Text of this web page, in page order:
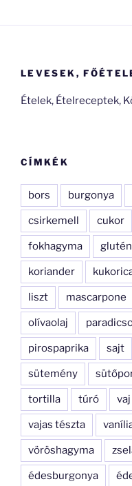
LEVESEK,
Ételek, Ételreceptek,
CÍMKÉK
bors burgonya
csirkemell cukor
fokhagyma
koriander
liszt mascarpone
olívaolaj
pirospaprika sajt
sütemény
tortilla túró vaj
vajas tészta
vöröshagyma
édesburgonya